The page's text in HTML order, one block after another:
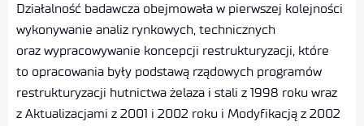
Działalność badawcza obejmowała w pierwszej kolejności
wykonywanie analiz rynkowych, technicznych
oraz wypracowywanie koncepcji restrukturyzacji, które
to opracowania były podstawą rządowych programów
restrukturyzacji hutnictwa żelaza i stali z 1998 roku wraz
z Aktualizacjami z 2001 i 2002 roku i Modyfikacją z 2002